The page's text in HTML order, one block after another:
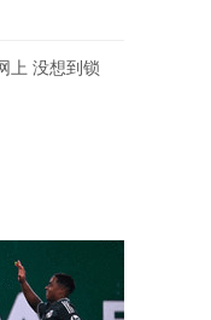
上 没想到锁